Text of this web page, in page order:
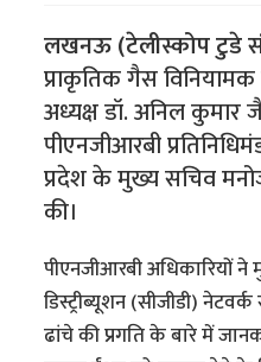
लखनऊ (टेलीस्कोप टुडे
प्राकृतिक गैस
अध्यक्ष डॉ. अनिल
पीएनजीआरबी
प्रदेश के मुख्य सचिव
की।
पीएनजीआरबी अधिकारियों
डिस्ट्रीब्यूशन (सीजीडी)
ढांचे की प्रगति के बारे में